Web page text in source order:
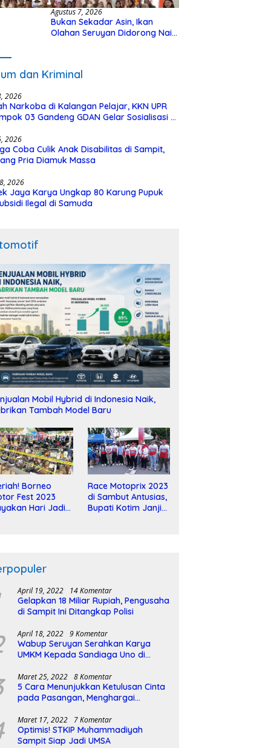
Agustus 7, 2026
Bukan Sekadar Asin, Ikan
Olahan Seruyan Didorong Naik
dan Kriminal
2026
Narkoba di Kalangan Pelajar, KKN UPR
03 Gandeng GDAN Gelar Sosialisasi di
2026
Coba Culik Anak Disabilitas di Sampit,
Pria Diamuk Massa
2026
Jaya Karya Ungkap 80 Karung Pupuk
Ilegal di Samuda
Mobil Hybrid di Indonesia Naik,
Tambah Model Baru
Borneo
Fest 2023
Hari Jadi
Race Motoprix 2023
di Sambut Antusias,
Bupati Kotim Janji
April 19, 2022 14 Komentar
Gelapkan 18 Miliar Rupiah, Pengusaha
di Sampit Ini Ditangkap Polisi
April 18, 2022 9 Komentar
Wabup Seruyan Serahkan Karya
UMKM Kepada Sandiaga Uno di
Maret 25, 2022 8 Komentar
5 Cara Menunjukkan Ketulusan Cinta
pada Pasangan, Menghargai
Maret 17, 2022 7 Komentar
Optimis! STKIP Muhammadiyah
Sampit Siap Jadi UMSA